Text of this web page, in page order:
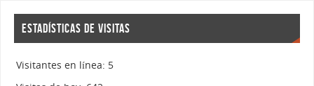
ESTADÍSTICAS DE VISITAS
Visitantes en línea: 5